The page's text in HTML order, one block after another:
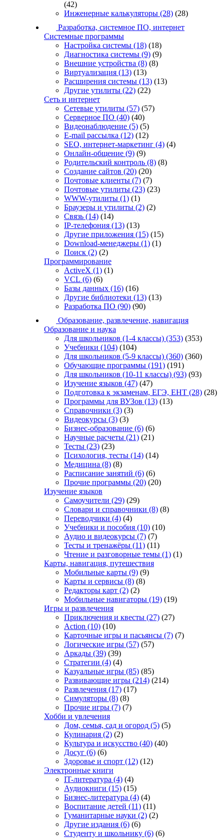
(42)
Инженерные калькуляторы (28) (28)
Разработка, системное ПО, интернет
Системные программы
Настройка системы (18) (18)
Диагностика системы (9) (9)
Внешние устройства (8) (8)
Виртуализация (13) (13)
Расширения системы (13) (13)
Другие утилиты (22) (22)
Сеть и интернет
Сетевые утилиты (57) (57)
Серверное ПО (40) (40)
Видеонаблюдение (5) (5)
E-mail рассылка (12) (12)
SEO, интернет-маркетинг (4) (4)
Онлайн-общение (9) (9)
Родительский контроль (8) (8)
Создание сайтов (20) (20)
Почтовые клиенты (7) (7)
Почтовые утилиты (23) (23)
WWW-утилиты (1) (1)
Браузеры и утилиты (2) (2)
Связь (14) (14)
IP-телефония (13) (13)
Другие приложения (15) (15)
Download-менеджеры (1) (1)
Поиск (2) (2)
Программирование
ActiveX (1) (1)
VCL (6) (6)
Базы данных (16) (16)
Другие библиотеки (13) (13)
Разработка ПО (90) (90)
Образование, развлечение, навигация
Образование и наука
Для школьников (1-4 классы) (353) (353)
Учебники (104) (104)
Для школьников (5-9 классы) (360) (360)
Обучающие программы (191) (191)
Для школьников (10-11 классы) (93) (93)
Изучение языков (47) (47)
Подготовка к экзаменам, ЕГЭ, ЕНТ (28) (28)
Программы для ВУЗов (13) (13)
Справочники (3) (3)
Видеокурсы (3) (3)
Бизнес-образование (6) (6)
Научные расчеты (21) (21)
Тесты (23) (23)
Психология, тесты (14) (14)
Медицина (8) (8)
Расписание занятий (6) (6)
Прочие программы (20) (20)
Изучение языков
Самоучители (29) (29)
Словари и справочники (8) (8)
Переводчики (4) (4)
Учебники и пособия (10) (10)
Аудио и видеокурсы (7) (7)
Тесты и тренажёры (11) (11)
Чтение и разговорные темы (1) (1)
Карты, навигация, путешествия
Мобильные карты (9) (9)
Карты и сервисы (8) (8)
Редакторы карт (2) (2)
Мобильные навигаторы (19) (19)
Игры и развлечения
Приключения и квесты (27) (27)
Action (10) (10)
Карточные игры и пасьянсы (7) (7)
Логические игры (57) (57)
Аркады (39) (39)
Стратегии (4) (4)
Казуальные игры (85) (85)
Развивающие игры (214) (214)
Развлечения (17) (17)
Симуляторы (8) (8)
Прочие игры (7) (7)
Хобби и увлечения
Дом, семья, сад и огород (5) (5)
Кулинария (2) (2)
Культура и искусство (40) (40)
Досуг (6) (6)
Здоровье и спорт (12) (12)
Электронные книги
IT-литература (4) (4)
Аудиокниги (15) (15)
Бизнес-литература (4) (4)
Воспитание детей (11) (11)
Гуманитарные науки (2) (2)
Другие издания (6) (6)
Студенту и школьнику (6) (6)